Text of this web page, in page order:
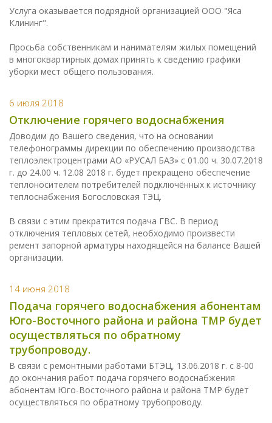
Услуга оказывается подрядной организацией ООО "Яса
Клининг".
Просьба собственникам и нанимателям жилых помещений
в многоквартирных домах принять к сведению графики
уборки мест общего пользования.
6 июля 2018
Отключение горячего водоснабжения
Доводим до Вашего сведения, что на основании
телефонограммы дирекции по обеспечению производства
теплоэлектроцентрами АО «РУСАЛ БАЗ» с 01.00 ч. 30.07.2018
г. до 24.00 ч. 12.08 2018 г. будет прекращено обеспечение
теплоносителем потребителей подключённых к источнику
теплоснабжения Богословская ТЭЦ.
В связи с этим прекратится подача ГВС. В период
отключения тепловых сетей, необходимо произвести
ремент запорной арматуры находящейся на балансе Вашей
организации.
14 июня 2018
Подача горячего водоснабжения абонентам
Юго-Восточного района и района ТМР будет
осуществляться по обратному
трубопроводу.
В связи с ремонтными работами БТЭЦ, 13.06.2018 г. с 8-00
до окончания работ подача горячего водоснабжения
абонентам Юго-Восточного района и района ТМР будет
осуществляться по обратному трубопроводу.